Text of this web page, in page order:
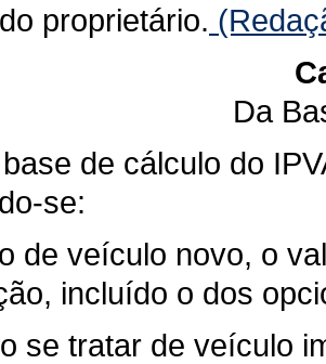
proprietário.
Da
de cálculo do
se:
de veículo novo, o
incluído o dos
se tratar de veículo